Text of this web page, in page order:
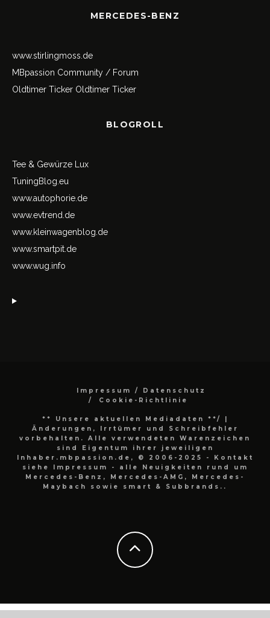
MERCEDES-BENZ
www.stirlingmoss.de
MBpassion Community / Forum
Oldtimer Ticker Oldtimer Ticker
BLOGROLL
Tee & Gewürze Lux
TuningBlog.eu
www.autophorie.de
www.evtrend.de
www.kleinwagenblog.de
www.smartpit.de
www.wug.info
Impressum / Datenschutz
Cookie-Richtlinie
** Unsere aktuellen Mediadaten **/
|
Änderungen, Irrtümer und Schreibfehler
vorbehalten. Alle verwendeten Warenzeichen
sind Eigentum ihrer jeweiligen
Inhaber.mbpassion.de, © 2006-2025 - Kontakt
siehe Impressum - alle Neuigkeiten rund um
Mercedes-Benz, Mercedes-AMG, Mercedes-
Maybach sowie smart & Subbrands..